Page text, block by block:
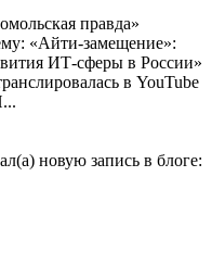
правда»
«Айти-замещение»:
ИТ-сферы в России»
в YouTube
новую запись в блоге: